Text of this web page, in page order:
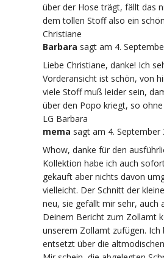
über der Hose trägt, fällt das
dem tollen Stoff also ein
Christiane
Barbara sagt am 4.
Liebe Christiane, danke! Ich
Vorderansicht ist schön, von
viele Stoff muß leider sein,
über den Popo kriegt, so
LG Barbara
mema sagt am 4. September
Whow, danke für den
Kollektion habe ich auch
gekauft aber nichts davon
vielleicht. Der Schnitt der
neu, sie gefällt mir sehr, auch
Deinem Bericht zum Zollamt
unserem Zollamt zufügen. Ich
entsetzt über die